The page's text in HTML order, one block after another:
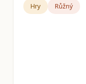
Hry
Růžný